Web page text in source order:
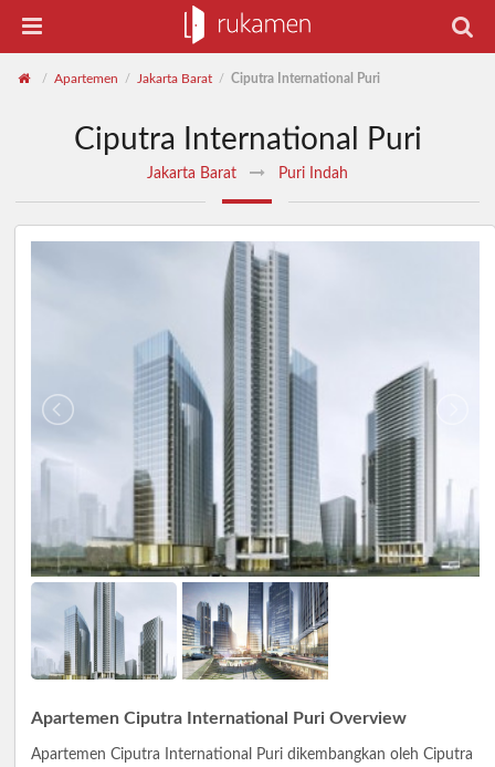
/ Apartemen / Jakarta Barat / Ciputra International Puri
Ciputra International Puri
Jakarta Barat Puri Indah
Apartemen Ciputra International Puri Overview
Apartemen Ciputra International Puri dikembangkan oleh Ciputra